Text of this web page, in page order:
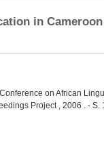
in Cameroon
on African
Project , 2006 . - S.